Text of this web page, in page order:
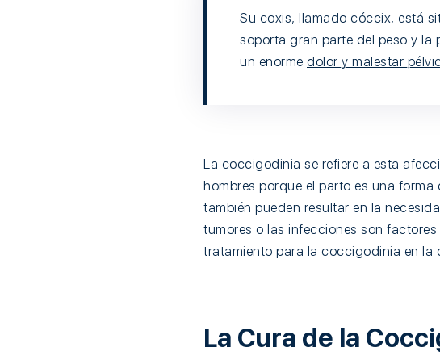
Su coxis, llamado cóccix, está
soporta gran parte del peso y la
un enorme dolor y malestar
La coccigodinia se refiere a esta
hombres porque el parto es una
también pueden resultar en la
tumores o las infecciones son
tratamiento para la coccigodinia en la
La Cura de la